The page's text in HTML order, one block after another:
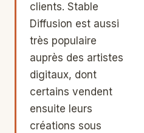
clients. Stable
Diffusion est aussi
très populaire
auprès des artistes
digitaux, dont
certains vendent
ensuite leurs
créations sous